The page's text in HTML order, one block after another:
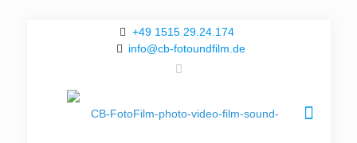
+49 1515 29.24.174
info@cb-fotoundfilm.de